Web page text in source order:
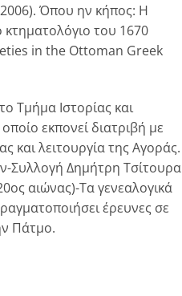
Όπου ην κήπος: H
του 1670
in the Ottoman Greek
Τμήμα Ιστορίας και
εκπονεί διατριβή με
και λειτουργία της Αγοράς.
Συλλογή Δημήτρη Τσίτουρα
αιώνας)-Τα γενεαλογικά
έρευνες σε
Πάτμο.